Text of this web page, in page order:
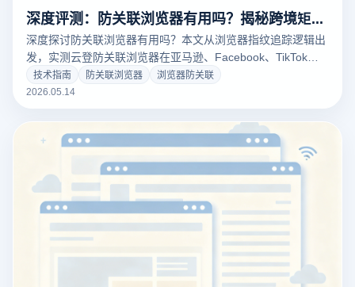
深度评测：防关联浏览器有用吗？揭秘跨境矩阵运营的“防封号”底层技术真相
深度探讨防关联浏览器有用吗？本文从浏览器指纹追踪逻辑出
发，实测云登防关联浏览器在亚马逊、Facebook、TikTok等
平台的安全表现。详解浏览器防关联核心原理、RPA自动化提
效及硬件隔离技术，助您打破关联封号魔咒，构建稳健的跨境
技术指南 防关联浏览器
浏览器防关联
2026.05.14